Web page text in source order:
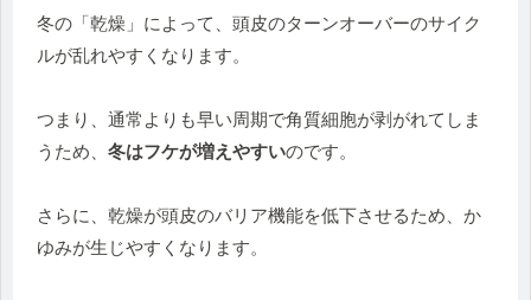
冬の「乾燥」によって、 頭皮のターンオーバーのサイク
ルが乱れやすくなります。
つまり、通常よりも早い周期で角質細胞が剥がれてしま
うため、 冬はフケが増えやすいのです。
さらに、乾燥が頭皮のバリア機能を低下させるため、 か
ゆみが生じやすくなります。